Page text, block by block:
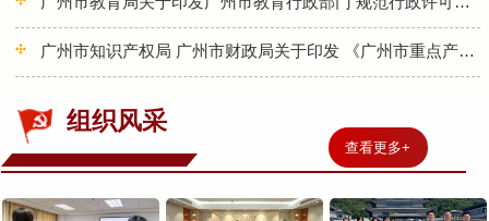
广州市知识产权局 广州市财政局关于印发 《广州市重点产业知识产权运...
组织风采
查看更多+